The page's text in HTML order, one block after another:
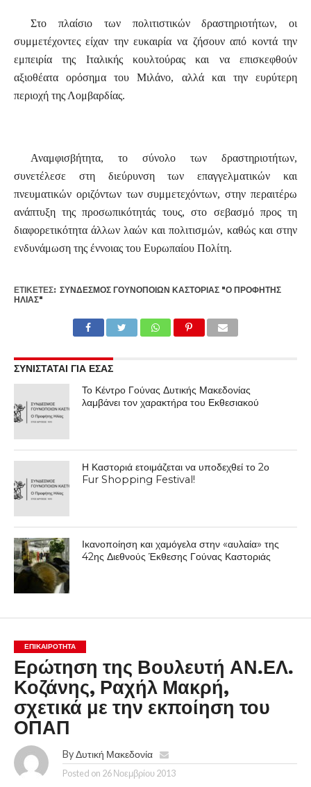
Στο πλαίσιο των πολιτιστικώνδραστηριοτήτων, οι
συμμετέχοντες είχαν την ευκαιρία να ζήσουν από κοντά την
εμπειρία της Ιταλικής κουλτούρας και να επισκεφθούν
αξιοθέατα ορόσημα του Μιλάνο, αλλά και την ευρύτερη
περιοχή της Λομβαρδίας.
Αναμφισβήτητα, το σύνολο των δραστηριοτήτων,
συνετέλεσε στη διεύρυνση των επαγγελματικών και
πνευματικών οριζόντων των συμμετεχόντων, στην περαιτέρω
ανάπτυξη της προσωπικότητάς τους, στο σεβασμό προς τη
διαφορετικότητα άλλων λαών και πολιτισμών, καθώς και στην
ενδυνάμωση της έννοιας του Ευρωπαίου Πολίτη.
ΕΤΙΚΕΤΕΣ: ΣΎΝΔΕΣΜΟΣ ΓΟΥΝΟΠΟΙΏΝ ΚΑΣΤΟΡΙΆΣ "Ο ΠΡΟΦΉΤΗΣ
ΗΛΊΑΣ"
ΣΥΝΙΣΤΑΤΑΙ ΓΙΑ ΕΣΑΣ
Το Κέντρο Γούνας Δυτικής Μακεδονίας
λαμβάνει τον χαρακτήρα του Εκθεσιακού
Η Καστοριά ετοιμάζεται να υποδεχθεί το 2ο
Fur Shopping Festival!
Ικανοποίηση και χαμόγελα στην «αυλαία» της
42ης Διεθνούς Έκθεσης Γούνας Καστοριάς
ΕΠΙΚΑΙΡΟΤΗΤΑ
Ερώτηση της Βουλευτή ΑΝ.ΕΛ.
Κοζάνης, Ραχήλ Μακρή,
σχετικά με την εκποίηση του
ΟΠΑΠ
By Δυτική Μακεδονία
Posted on 26 Νοεμβρίου 2013